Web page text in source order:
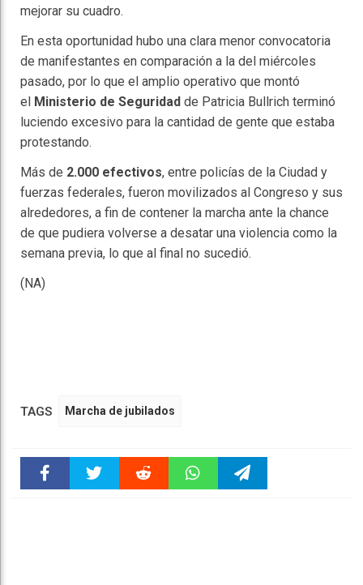
mejorar su cuadro.
En esta oportunidad hubo una clara menor convocatoria
de manifestantes en comparación a la del miércoles
pasado, por lo que el amplio operativo que montó
el
Ministerio de Seguridad de Patricia Bullrich terminó
luciendo excesivo para la cantidad de gente que estaba
protestando.
Más de 2.000 efectivos, entre policías de la Ciudad y
fuerzas federales, fueron movilizados al Congreso y sus
alrededores, a fin de contener la marcha ante la chance
de que pudiera volverse a desatar una violencia como la
semana previa, lo que al final no sucedió.
(NA)
TAGS Marcha de jubilados